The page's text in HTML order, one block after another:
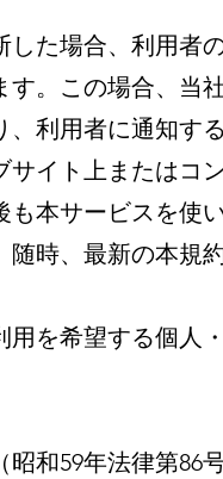
した場合、利用者
。この場合、当
利用者に通知す
サイト上またはコ
も本サービスを使
時、最新の本規
を希望する個人
和59年法律第86